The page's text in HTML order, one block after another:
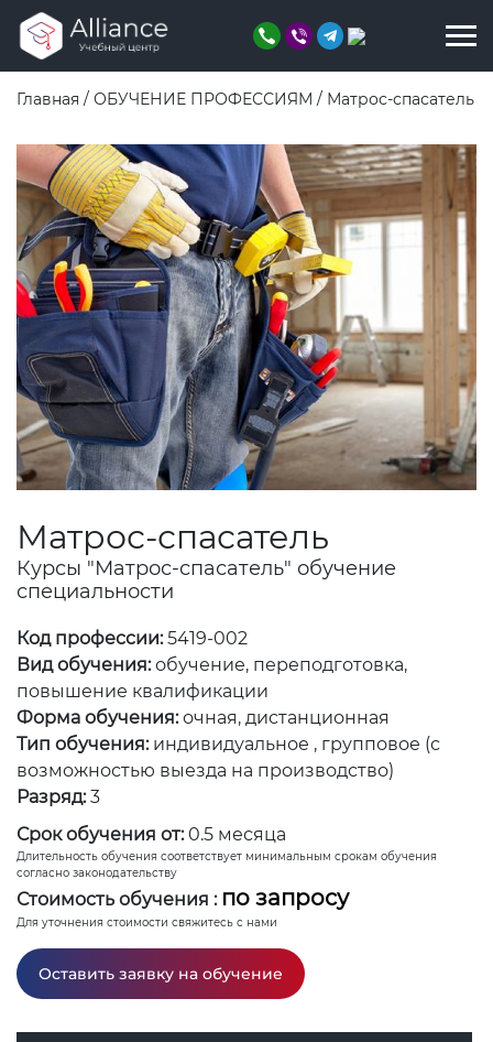
Главная / ОБУЧЕНИЕ ПРОФЕССИЯМ / Матрос-спасатель
Матрос-спасатель
Курсы "Матрос-спасатель" обучение
специальности
Код профессии:5419-002
Вид обучения: обучение, переподготовка,
повышение квалификации
Форма обучения: очная, дистанционная
Тип обучения: индивидуальное , групповое (с
возможностью выезда на производство)
Разряд: 3
Срок обучения от: 0.5 месяца
Длительность обучения соответствует минимальным срокам обучения
согласно законодательству
Стоимость обучения : по запросу
Для уточнения стоимости свяжитесь с нами
Оставить заявку на обучение